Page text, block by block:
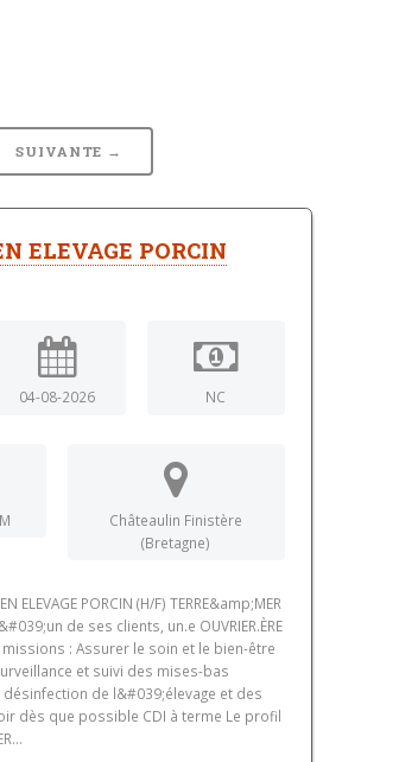
SUIVANTE →
ELEVAGE PORCIN
04-08-2026 NC
Châteaulin Finistère
(Bretagne)
ELEVAGE PORCIN (H/F) TERRE&amp;MER
de ses clients, un.e OUVRIER.ÈRE
missions : Assurer le soin et le bien-être
et suivi des mises-bas
de l&#039;élevage et des
dès que possible CDI à terme Le profil